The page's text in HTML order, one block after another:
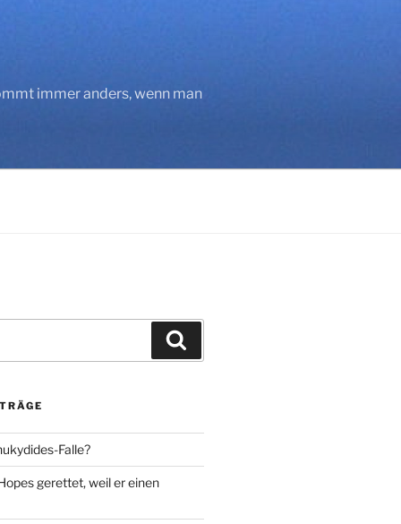
immer anders, wenn man
Falle?
gerettet, weil er einen